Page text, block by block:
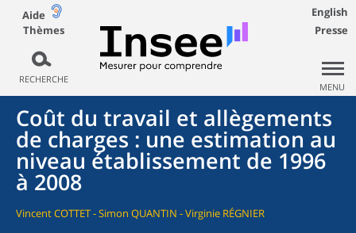
Aide
Thèmes
RECHERCHE
English
Presse
MENU
Coût du travail et allègements
de charges : une estimation au
niveau établissement de 1996
à 2008
Vincent COTTET - Simon QUANTIN - Virginie RÉGNIER